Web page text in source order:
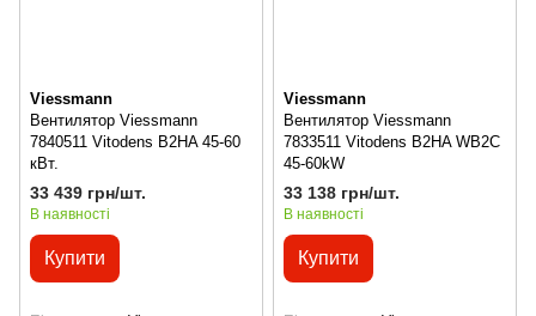
Viessmann
Вентилятор Viessmann
7840511 Vitodens B2HA 45-60
кВт.
33 439 грн/шт.
В наявності
Купити
Viessmann
Вентилятор Viessmann
7833511 Vitodens B2HA WB2C
45-60kW
33 138 грн/шт.
В наявності
Купити